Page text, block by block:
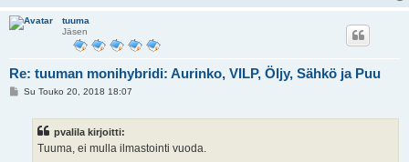
tuuma
Jäsen
Re: tuuman monihybridi: Aurinko, VILP, Öljy, Sähkö ja Puu
VSu Touko 20, 2018 18:07
pvalila kirjoitti:
Tuuma, ei mulla ilmastointi vuoda.